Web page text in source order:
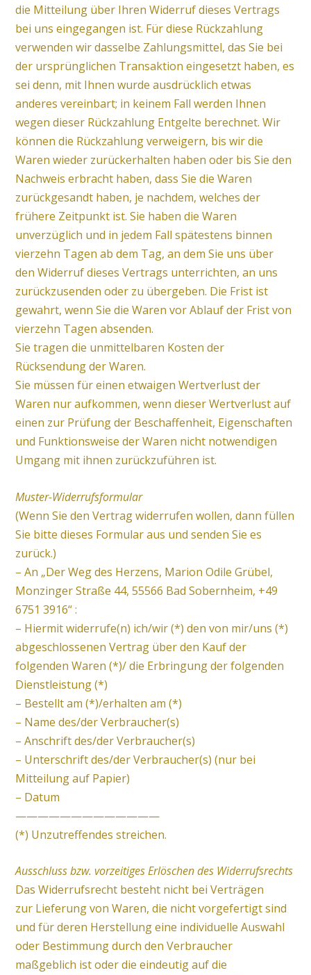
die Mitteilung über Ihren Widerruf dieses Vertrags
bei uns eingegangen ist. Für diese Rückzahlung
verwenden wir dasselbe Zahlungsmittel, das Sie bei
der ursprünglichen Transaktion eingesetzt haben, es
sei denn, mit Ihnen wurde ausdrücklich etwas
anderes vereinbart; in keinem Fall werden Ihnen
wegen dieser Rückzahlung Entgelte berechnet. Wir
können die Rückzahlung verweigern, bis wir die
Waren wieder zurückerhalten haben oder bis Sie den
Nachweis erbracht haben, dass Sie die Waren
zurückgesandt haben, je nachdem, welches der
frühere Zeitpunkt ist. Sie haben die Waren
unverzüglich und in jedem Fall spätestens binnen
vierzehn Tagen ab dem Tag, an dem Sie uns über
den Widerruf dieses Vertrags unterrichten, an uns
zurückzusenden oder zu übergeben. Die Frist ist
gewahrt, wenn Sie die Waren vor Ablauf der Frist von
vierzehn Tagen absenden.
Sie tragen die unmittelbaren Kosten der
Rücksendung der Waren.
Sie müssen für einen etwaigen Wertverlust der
Waren nur aufkommen, wenn dieser Wertverlust auf
einen zur Prüfung der Beschaffenheit, Eigenschaften
und Funktionsweise der Waren nicht notwendigen
Umgang mit ihnen zurückzuführen ist.
Muster-Widerrufsformular
(Wenn Sie den Vertrag widerrufen wollen, dann füllen
Sie bitte dieses Formular aus und senden Sie es
zurück.)
– An „Der Weg des Herzens, Marion Odile Grübel,
Monzinger Straße 44, 55566 Bad Sobernheim, +49
6751 3916“ :
– Hiermit widerrufe(n) ich/wir (*) den von mir/uns (*)
abgeschlossenen Vertrag über den Kauf der
folgenden Waren (*)/ die Erbringung der folgenden
Dienstleistung (*)
– Bestellt am (*)/erhalten am (*)
– Name des/der Verbraucher(s)
– Anschrift des/der Verbraucher(s)
– Unterschrift des/der Verbraucher(s) (nur bei
Mitteilung auf Papier)
– Datum
—————————————
(*) Unzutreffendes streichen.
Ausschluss bzw. vorzeitiges Erlöschen des Widerrufsrechts
Das Widerrufsrecht besteht nicht bei Verträgen
zur Lieferung von Waren, die nicht vorgefertigt sind
und für deren Herstellung eine individuelle Auswahl
oder Bestimmung durch den Verbraucher
maßgeblich ist oder die eindeutig auf die